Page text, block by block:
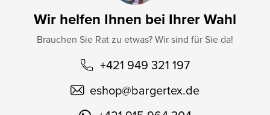
Wir helfen Ihnen bei Ihrer Wahl
Brauchen Sie Rat zu etwas? Wir sind für Sie da!
+421 949 321 197
eshop@bargertex.de